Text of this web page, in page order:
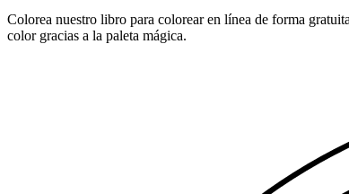
Colorea nuestro libro para colorear en línea de forma
color gracias a la paleta mágica.